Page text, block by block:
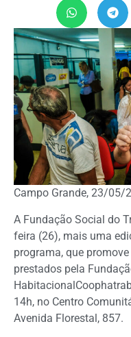
Campo Grande, 23/05/
A Fundação Social do
feira (26), mais uma
programa, que
prestados pela
14h, no Centro
Avenida Florestal, 857.